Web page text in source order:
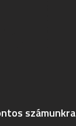
számunkra